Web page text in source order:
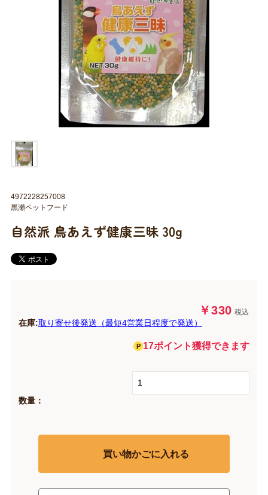
自然派 鳥あえず健康三昧 30g
￥330 税込
在庫:取り寄せ後発送（最短4営業日程度で発送）
17ポイント獲得できます
数量：
買い物かごに入れる
4972228257008
黒瀬ペットフード